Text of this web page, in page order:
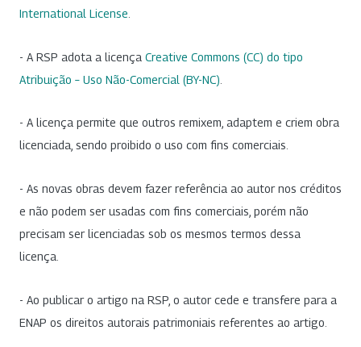
International License
- A RSP adota a licença Creative Commons (CC) do tipo
Atribuição – Uso Não-Comercial (BY-NC)
- A licença permite que outros remixem, adaptem e criem obra
licenciada, sendo proibido o uso com fins comerciais.
- As novas obras devem fazer referência ao autor nos créditos
e não podem ser usadas com fins comerciais, porém não
precisam ser licenciadas sob os mesmos termos dessa
licença.
- Ao publicar o artigo na RSP, o autor cede e transfere para a
ENAP os direitos autorais patrimoniais referentes ao artigo.